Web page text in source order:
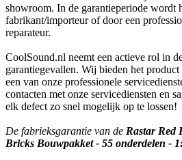
showroom. In de garantieperiode wordt
fabrikant/importeur of door een
reparateur.
CoolSound.nl neemt een actieve rol in
garantiegevallen. Wij bieden het
een van onze professionele
contacten met onze servicediensten en
elk defect zo snel mogelijk op te lossen!
De fabrieksgarantie van de Rastar Red
Bricks Bouwpakket - 55 onderdelen -